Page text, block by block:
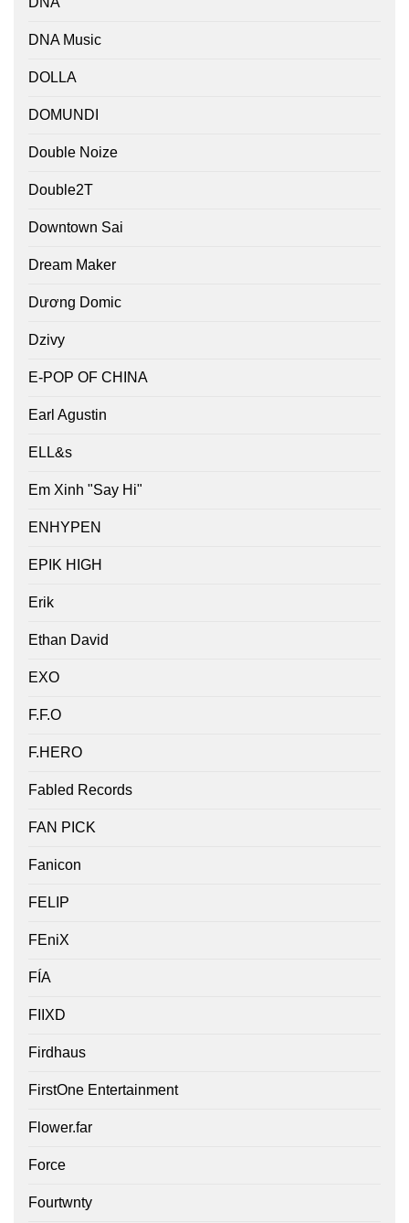
DNA Music
DOLLA
DOMUNDI
Double Noize
Double2T
Downtown Sai
Dream Maker
Dương Domic
Dzivy
E-POP OF CHINA
Earl Agustin
ELL&s
Em Xinh "Say Hi"
ENHYPEN
EPIK HIGH
Erik
Ethan David
EXO
F.F.O
F.HERO
Fabled Records
FAN PICK
Fanicon
FELIP
FEniX
FÍA
FIIXD
Firdhaus
FirstOne Entertainment
Flower.far
Force
Fourtwnty